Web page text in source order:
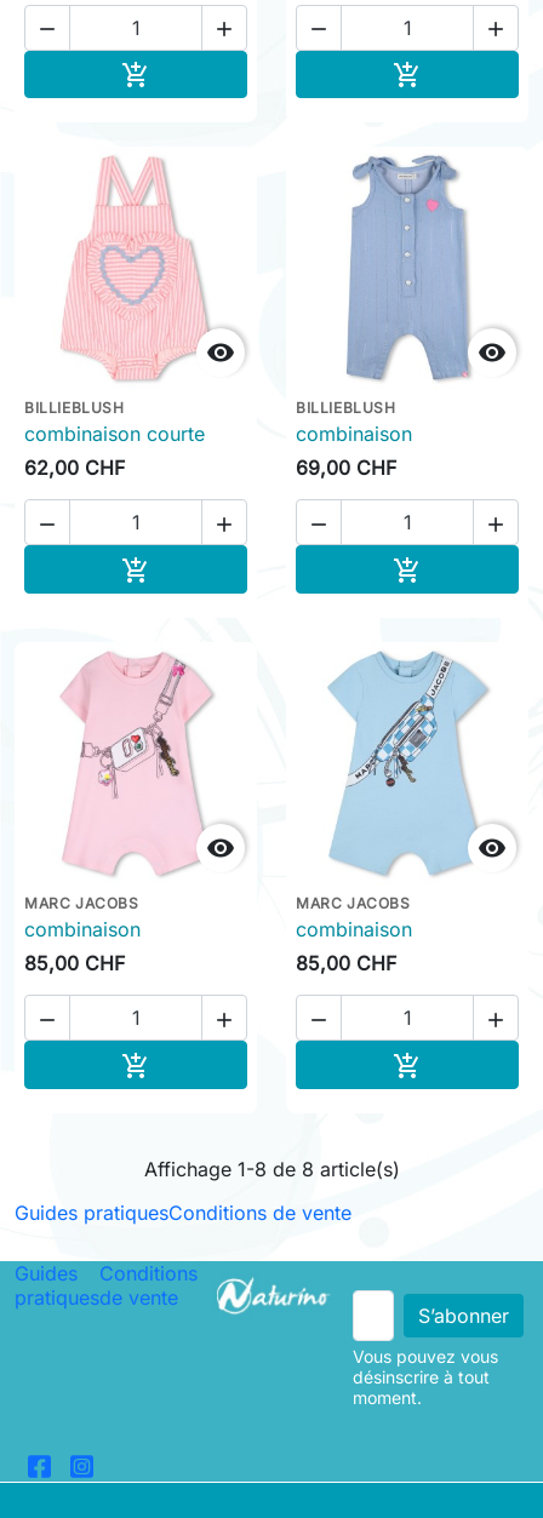
 

 


BILLIEBLUSH
combinaison courte
62,00 CHF
 


BILLIEBLUSH
combinaison
69,00 CHF
 


MARC JACOBS
combinaison
85,00 CHF
 


MARC JACOBS
combinaison
85,00 CHF
 

Affichage 1-8 de 8 article(s)
Guides pratiquesConditions de vente
Guides
pratiques
Conditions
de vente
Vous pouvez vous
désinscrire à tout
moment.